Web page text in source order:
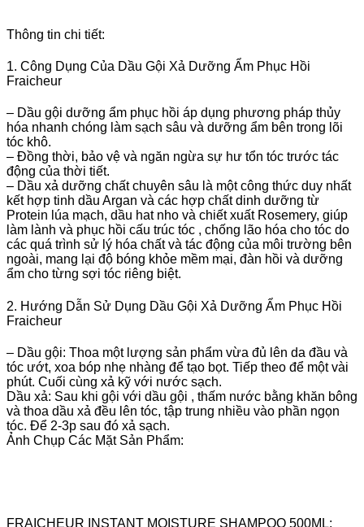
Thông tin chi tiết:
1. Công Dụng Của Dầu Gội Xả Dưỡng Ẩm Phục Hồi
Fraicheur
– Dầu gội dưỡng ẩm phục hồi áp dụng phương pháp thủy
hóa nhanh chóng làm sạch sâu và dưỡng ẩm bên trong lõi
tóc khô.
– Đồng thời, bảo vệ và ngăn ngừa sự hư tổn tóc trước tác
động của thời tiết.
– Dầu xả dưỡng chất chuyên sâu là một công thức duy nhất
kết hợp tinh dầu Argan và các hợp chất dinh dưỡng từ
Protein lúa mạch, dầu hat nho và chiết xuất Rosemery, giúp
làm lành và phục hồi cấu trúc tóc , chống lão hóa cho tóc do
các quá trình sử lý hóa chất và tác động của môi trường bên
ngoài, mang lại độ bóng khỏe mềm mại, đàn hồi và dưỡng
ẩm cho từng sợi tóc riêng biệt.
2. Hướng Dẫn Sử Dụng Dầu Gội Xả Dưỡng Ẩm Phục Hồi
Fraicheur
– Dầu gội: Thoa một lượng sản phẩm vừa đủ lên da đầu và
tóc ướt, xoa bóp nhẹ nhàng để tạo bọt. Tiếp theo để một vài
phút. Cuối cùng xả kỹ với nước sạch.
Dầu xả: Sau khi gội với dầu gội , thấm nước bằng khăn bông
và thoa dầu xả đều lên tóc, tập trung nhiều vào phần ngọn
tóc. Để 2-3p sau đó xả sạch.
Ảnh Chụp Các Mặt Sản Phẩm:
FRAICHEUR INSTANT MOISTURE SHAMPOO 500ML: